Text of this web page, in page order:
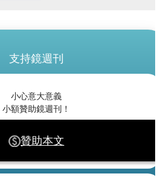
支持鏡週刊
小心意大意義
小額贊助鏡週刊！
贊助本文